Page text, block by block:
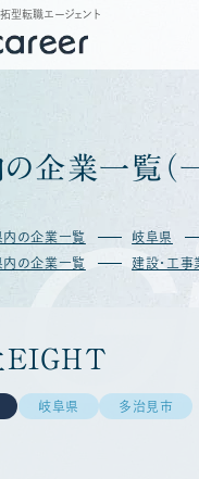
型転職エージェント
の企業一覧 （
内の企業一覧 岐阜県
内の企業一覧 建設・工事
ＩＧＨＴ
岐阜県 多治見市